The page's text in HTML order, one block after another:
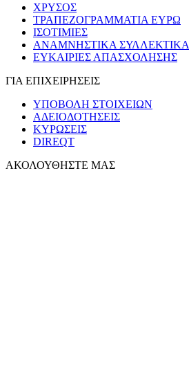
ΧΡΥΣΟΣ
ΤΡΑΠΕΖΟΓΡΑΜΜΑΤΙΑ ΕΥΡΩ
ΙΣΟΤΙΜΙΕΣ
ΑΝΑΜΝΗΣΤΙΚΑ ΣΥΛΛΕΚΤΙΚΑ
ΕΥΚΑΙΡΙΕΣ ΑΠΑΣΧΟΛΗΣΗΣ
ΓΙΑ ΕΠΙΧΕΙΡΗΣΕΙΣ
ΥΠΟΒΟΛΗ ΣΤΟΙΧΕΙΩΝ
ΑΔΕΙΟΔΟΤΗΣΕΙΣ
ΚΥΡΩΣΕΙΣ
DIREQT
ΑΚΟΛΟΥΘΗΣΤΕ ΜΑΣ